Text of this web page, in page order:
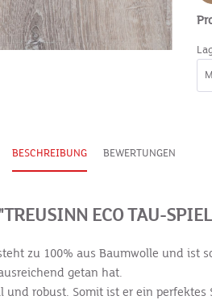
BESCHREIBUNG BEWERTUNGEN
ECO TAU-
zu 100% aus Baumwolle und
getan hat.
robust. Somit ist er ein